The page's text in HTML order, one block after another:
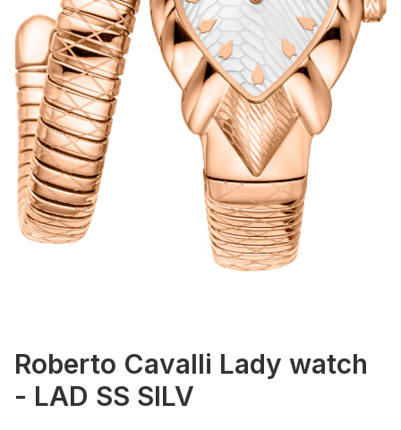
Roberto Cavalli Lady watch
- LAD SS SILV